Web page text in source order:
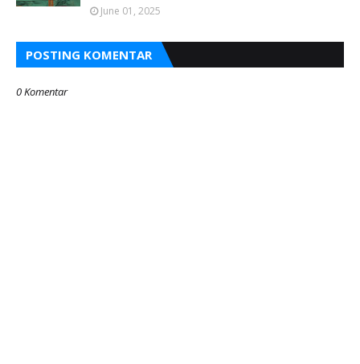
June 01, 2025
POSTING KOMENTAR
0 Komentar